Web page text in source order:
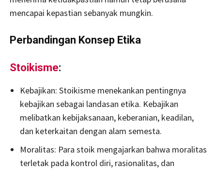
mencapai kepastian sebanyak mungkin.
Perbandingan Konsep Etika
Stoikisme:
Kebajikan: Stoikisme menekankan pentingnya
kebajikan sebagai landasan etika. Kebajikan
melibatkan kebijaksanaan, keberanian, keadilan,
dan keterkaitan dengan alam semesta.
Moralitas: Para stoik mengajarkan bahwa moralitas
terletak pada kontrol diri, rasionalitas, dan